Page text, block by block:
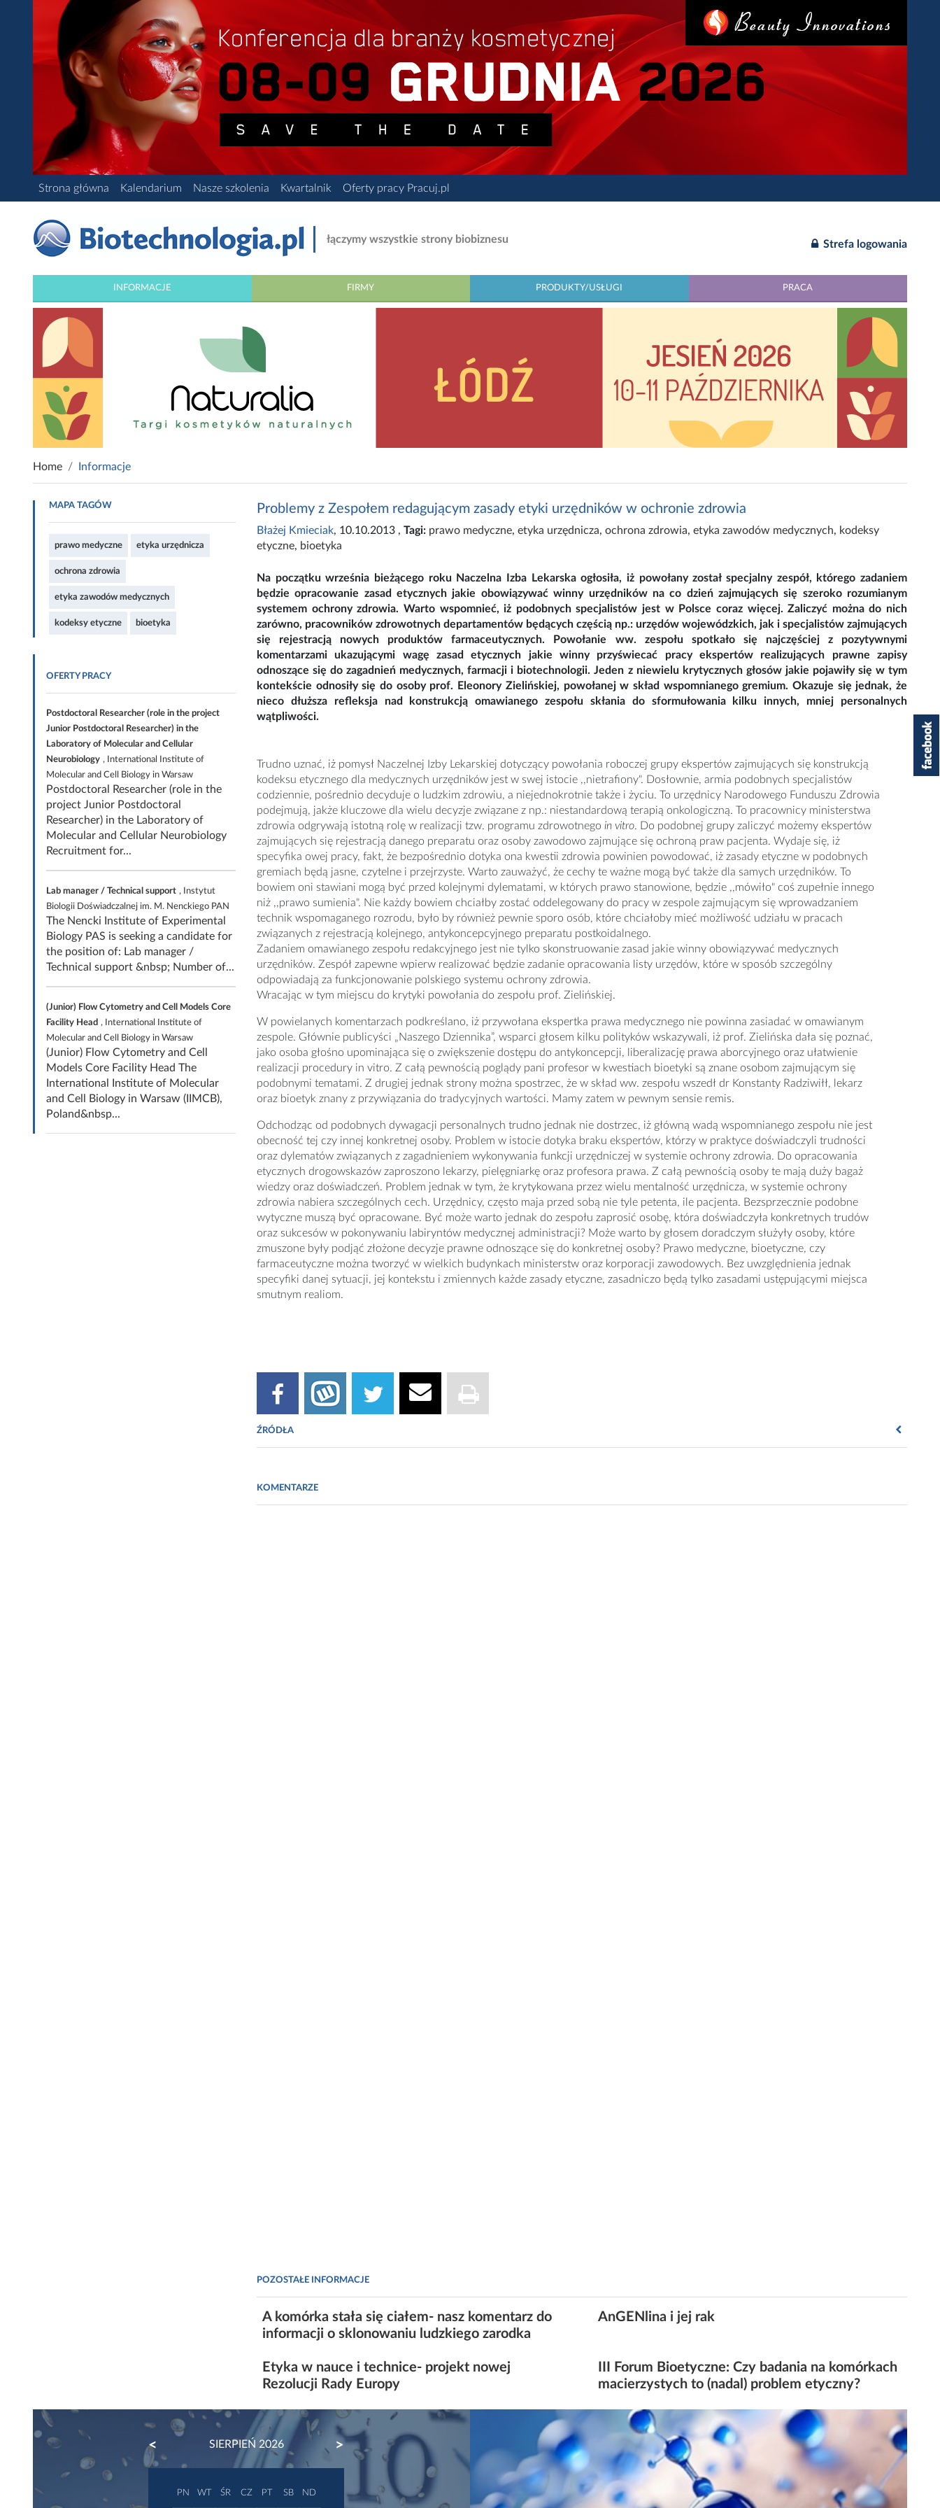
Strona główna Kalendarium Nasze szkolenia Kwartalnik Oferty pracy Pracuj.pl
łączymy wszystkie strony biobiznesu Strefa logowania
INFORMACJE FIRMY PRODUKTY/USŁUGI PRACA
Home Informacje
MAPA TAGÓW
prawo medyczne etyka urzędnicza
ochrona zdrowia
etyka zawodów medycznych
kodeksy etyczne bioetyka
OFERTY PRACY
Postdoctoral Researcher (role in the project
Junior Postdoctoral Researcher) in the
Laboratory of Molecular and Cellular
Neurobiology , International Institute of
Molecular and Cell Biology in Warsaw
Postdoctoral Researcher (role in the
project Junior Postdoctoral
Researcher) in the Laboratory of
Molecular and Cellular Neurobiology
Recruitment for...
Lab manager / Technical support , Instytut
Biologii Doświadczalnej im. M. Nenckiego PAN
The Nencki Institute of Experimental
Biology PAS is seeking a candidate for
the position of: Lab manager /
Technical support &nbsp; Number of...
(Junior) Flow Cytometry and Cell Models Core
Facility Head , International Institute of
Molecular and Cell Biology in Warsaw
(Junior) Flow Cytometry and Cell
Models Core Facility Head The
International Institute of Molecular
and Cell Biology in Warsaw (IIMCB),
Poland&nbsp...
Problemy z Zespołem redagującym zasady etyki urzędników w ochronie zdrowia
Błażej Kmieciak, 10.10.2013 , Tagi: prawo medyczne, etyka urzędnicza, ochrona zdrowia, etyka zawodów medycznych, kodeksy
etyczne, bioetyka
Na początku września bieżącego roku Naczelna Izba Lekarska ogłosiła, iż powołany został specjalny zespół, którego zadaniem
będzie opracowanie zasad etycznych jakie obowiązywać winny urzędników na co dzień zajmujących się szeroko rozumianym
systemem ochrony zdrowia. Warto wspomnieć, iż podobnych specjalistów jest w Polsce coraz więcej. Zaliczyć można do nich
zarówno, pracowników zdrowotnych departamentów będących częścią np.: urzędów wojewódzkich, jak i specjalistów zajmujących
się rejestracją nowych produktów farmaceutycznych. Powołanie ww. zespołu spotkało się najczęściej z pozytywnymi
komentarzami ukazującymi wagę zasad etycznych jakie winny przyświecać pracy ekspertów realizujących prawne zapisy
odnoszące się do zagadnień medycznych, farmacji i biotechnologii. Jeden z niewielu krytycznych głosów jakie pojawiły się w tym
kontekście odnosiły się do osoby prof. Eleonory Zielińskiej, powołanej w skład wspomnianego gremium. Okazuje się jednak, że
nieco dłuższa refleksja nad konstrukcją omawianego zespołu skłania do sformułowania kilku innych, mniej personalnych
wątpliwości.
Trudno uznać, iż pomysł Naczelnej Izby Lekarskiej dotyczący powołania roboczej grupy ekspertów zajmujących się konstrukcją
kodeksu etycznego dla medycznych urzędników jest w swej istocie ,,nietrafiony". Dosłownie, armia podobnych specjalistów
codziennie, pośrednio decyduje o ludzkim zdrowiu, a niejednokrotnie także i życiu. To urzędnicy Narodowego Funduszu Zdrowia
podejmują, jakże kluczowe dla wielu decyzje związane z np.: niestandardową terapią onkologiczną. To pracownicy ministerstwa
zdrowia odgrywają istotną rolę w realizacji tzw. programu zdrowotnego in vitro. Do podobnej grupy zaliczyć możemy ekspertów
zajmujących się rejestracją danego preparatu oraz osoby zawodowo zajmujące się ochroną praw pacjenta. Wydaje się, iż
specyfika owej pracy, fakt, że bezpośrednio dotyka ona kwestii zdrowia powinien powodować, iż zasady etyczne w podobnych
gremiach będą jasne, czytelne i przejrzyste. Warto zauważyć, że cechy te ważne mogą być także dla samych urzędników. To
bowiem oni stawiani mogą być przed kolejnymi dylematami, w których prawo stanowione, będzie ,,mówiło" coś zupełnie innego
niż ,,prawo sumienia". Nie każdy bowiem chciałby zostać oddelegowany do pracy w zespole zajmującym się wprowadzaniem
technik wspomaganego rozrodu, było by również pewnie sporo osób, które chciałoby mieć możliwość udziału w pracach
związanych z rejestracją kolejnego, antykoncepcyjnego preparatu postkoidalnego.
Zadaniem omawianego zespołu redakcyjnego jest nie tylko skonstruowanie zasad jakie winny obowiązywać medycznych
urzędników. Zespół zapewne wpierw realizować będzie zadanie opracowania listy urzędów, które w sposób szczególny
odpowiadają za funkcjonowanie polskiego systemu ochrony zdrowia.
Wracając w tym miejscu do krytyki powołania do zespołu prof. Zielińskiej.
W powielanych komentarzach podkreślano, iż przywołana ekspertka prawa medycznego nie powinna zasiadać w omawianym
zespole. Głównie publicyści „Naszego Dziennika”, wsparci głosem kilku polityków wskazywali, iż prof. Zielińska dała się poznać,
jako osoba głośno upominająca się o zwiększenie dostępu do antykoncepcji, liberalizację prawa aborcyjnego oraz ułatwienie
realizacji procedury in vitro. Z całą pewnością poglądy pani profesor w kwestiach bioetyki są znane osobom zajmującym się
podobnymi tematami. Z drugiej jednak strony można spostrzec, że w skład ww. zespołu wszedł dr Konstanty Radziwiłł, lekarz
oraz bioetyk znany z przywiązania do tradycyjnych wartości. Mamy zatem w pewnym sensie remis.
Odchodząc od podobnych dywagacji personalnych trudno jednak nie dostrzec, iż główną wadą wspomnianego zespołu nie jest
obecność tej czy innej konkretnej osoby. Problem w istocie dotyka braku ekspertów, którzy w praktyce doświadczyli trudności
oraz dylematów związanych z zagadnieniem wykonywania funkcji urzędniczej w systemie ochrony zdrowia. Do opracowania
etycznych drogowskazów zaproszono lekarzy, pielęgniarkę oraz profesora prawa. Z całą pewnością osoby te mają duży bagaż
wiedzy oraz doświadczeń. Problem jednak w tym, że krytykowana przez wielu mentalność urzędnicza, w systemie ochrony
zdrowia nabiera szczególnych cech. Urzędnicy, często maja przed sobą nie tyle petenta, ile pacjenta. Bezsprzecznie podobne
wytyczne muszą być opracowane. Być może warto jednak do zespołu zaprosić osobę, która doświadczyła konkretnych trudów
oraz sukcesów w pokonywaniu labiryntów medycznej administracji? Może warto by głosem doradczym służyły osoby, które
zmuszone były podjąć złożone decyzje prawne odnoszące się do konkretnej osoby? Prawo medyczne, bioetyczne, czy
farmaceutyczne można tworzyć w wielkich budynkach ministerstw oraz korporacji zawodowych. Bez uwzględnienia jednak
specyfiki danej sytuacji, jej kontekstu i zmiennych każde zasady etyczne, zasadniczo będą tylko zasadami ustępującymi miejsca
smutnym realiom.
ŹRÓDŁA
www.nil.org.pl
KOMENTARZE
POZOSTAŁE INFORMACJE
A komórka stała się ciałem- nasz komentarz do
informacji o sklonowaniu ludzkiego zarodka
AnGENlina i jej rak
Etyka w nauce i technice- projekt nowej
Rezolucji Rady Europy
III Forum Bioetyczne: Czy badania na komórkach
macierzystych to (nadal) problem etyczny?
SIERPIEŃ 2026
PREVIOUS NEXT
PN WT ŚR CZ PT SB ND